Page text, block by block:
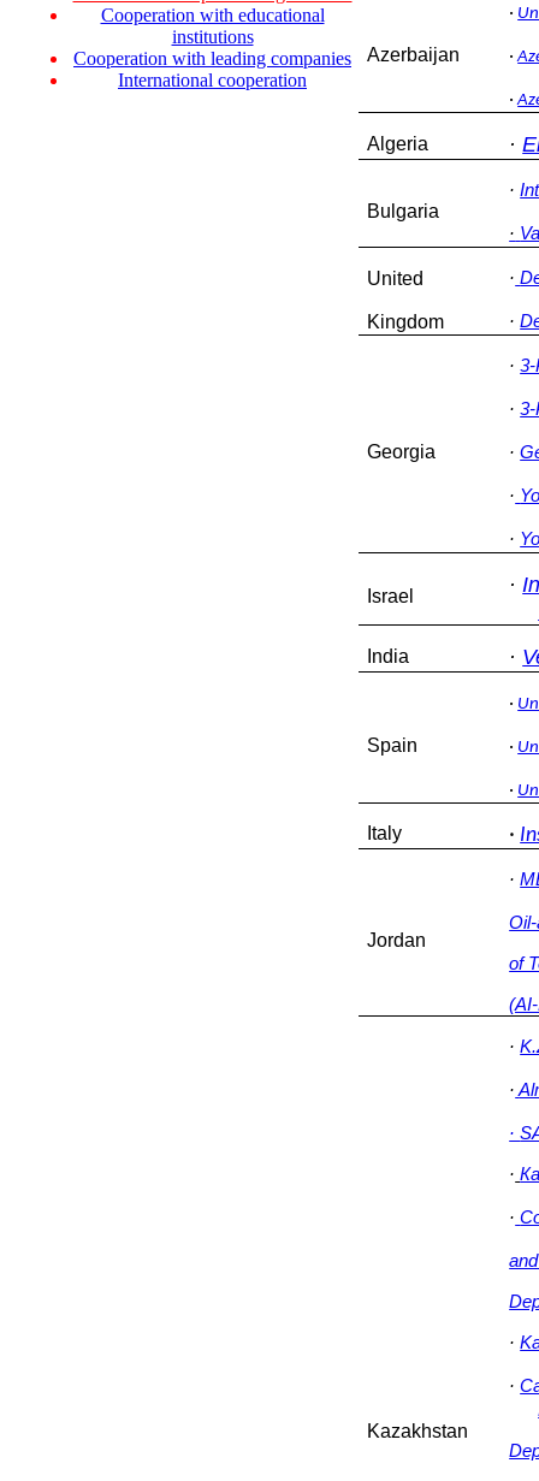
Cooperation with educational
institutions
Cooperation with leading companies
International cooperation
Azerbaijan
·
·
·
Algeria ·
Bulgaria
·
·
United
Kingdom
·
·
Georgia
· 3-
· 3-
·
·
·
Israel ·
India ·
Spain
·
·
·
Italy ·
Jordan
·
of
Kazakhstan
·
·
·
·
·
·
·